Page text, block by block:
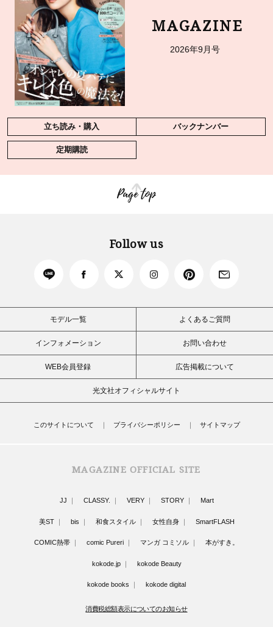
MAGAZINE
2026年9月号
立ち読み・購入 バックナンバー
定期購読
Page top
Follow us
モデル一覧 よくあるご質問
インフォメーション お問い合わせ
WEB会員登録 広告掲載について
光文社オフィシャルサイト
このサイトについて プライバシーポリシー サイトマップ
MAGAZINE OFFICIAL SITE
JJ CLASSY. VERY STORY Mart
美ST bis 和食スタイル 女性自身 SmartFLASH
COMIC熱帯 comic Pureri マンガ コミソル 本がすき。
kokode.jp kokode Beauty
kokode books kokode digital
消費税総額表示についてのお知らせ